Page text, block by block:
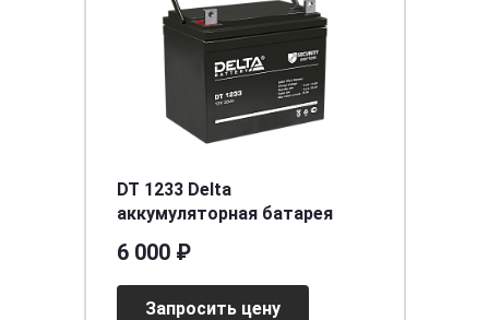
DT 1233 Delta
аккумуляторная батарея
6 000 ₽
Запросить цену